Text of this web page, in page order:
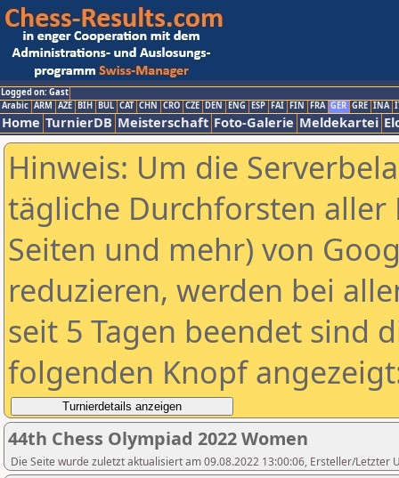
Logged on: Gast
Arabic ARM AZE BIH BUL CAT CHN CRO CZE DEN ENG ESP FAI FIN FRA GER GRE INA
Home TurnierDB Meisterschaft Foto-Galerie Meldekartei
Hinweis: Um die
tägliche Durchforsten aller
Seiten und mehr) von
reduzieren, werden bei
seit 5 Tagen beendet sind
folgenden Knopf
44th Chess Olympiad 2022 Women
Die Seite wurde zuletzt aktualisiert am 09.08.2022 13:00:06, Ersteller/Letzter